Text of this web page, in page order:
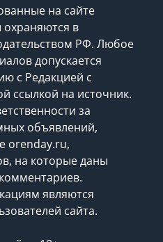
на сайте
в
РФ. Любое
допускается
с Редакцией с
ссылкой на источник.
за
объявлений,
orenday.ru,
на которые даны
являются
сайта.